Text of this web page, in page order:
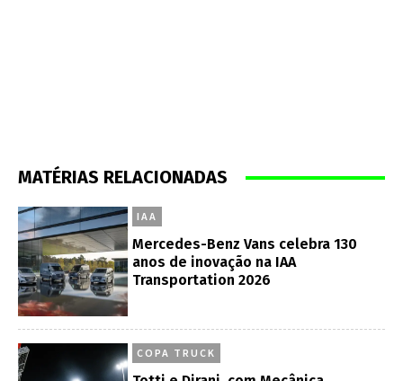
MATÉRIAS RELACIONADAS
IAA
Mercedes-Benz Vans celebra 130
anos de inovação na IAA
Transportation 2026
COPA TRUCK